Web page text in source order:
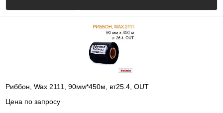
Риббон, Wax 2111, 90мм*450м, вт25.4, OUT
Цена по запросу